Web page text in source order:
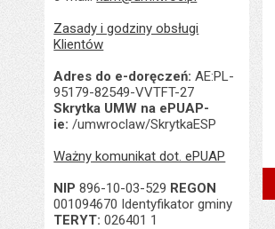
Zasady i godziny obsługi
Klientów
Adres do e-doręczeń: AE:PL-
95179-82549-VVTFT-27
Skrytka UMW na ePUAP-
ie: /umwroclaw/SkrytkaESP
Ważny komunikat dot. ePUAP
NIP 896-10-03-529 REGON
001094670 Identyfikator gminy
TERYT: 026401 1